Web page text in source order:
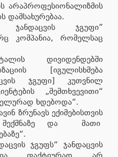
არაპროფესიონალიზმის
დამსახურებაა.
ჯგუფი”
კომპანია, რომელსაც
დივიდენდებში
[იგულისხმება
ჯგუფი] კუთვნილ
„შემთხვევითი“
ხდებოდა“.
ზრუნავს ექიმებისთვის
შექმნაზე და მათი
ჯგუფს“ ჯანდაცვის